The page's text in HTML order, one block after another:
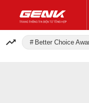
Better Choice